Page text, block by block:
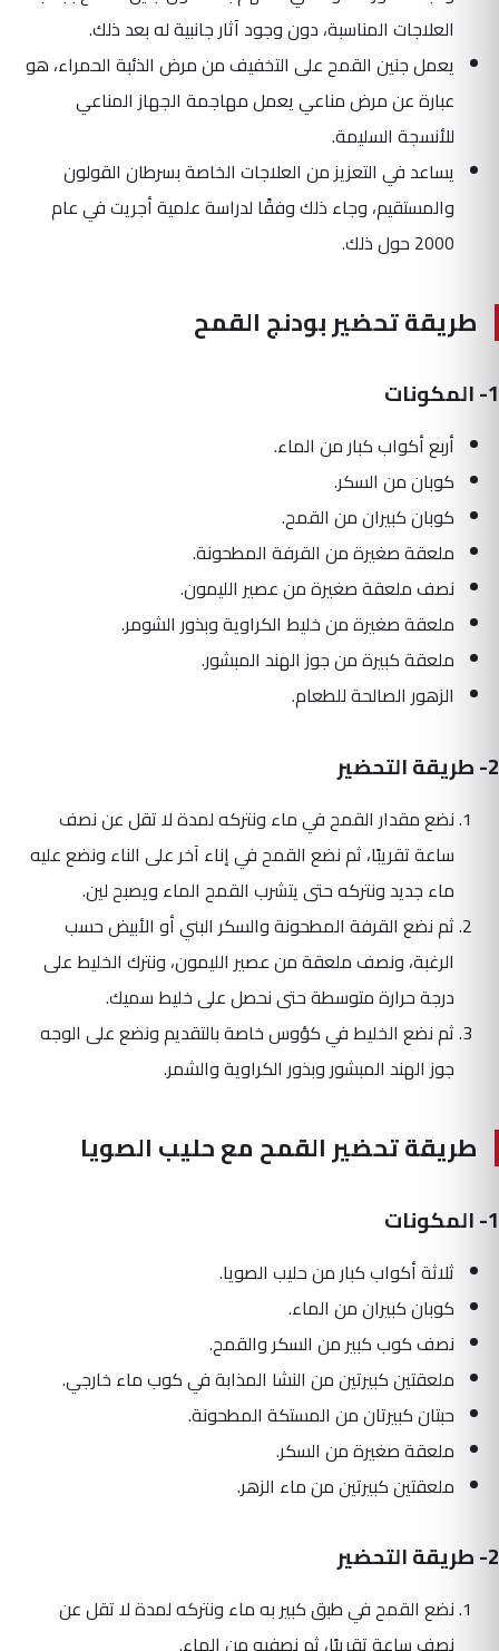
العلاجات المناسبة، دون وجود آثار جانبية له بعد ذلك.
يعمل جنين القمح على التخفيف من مرض الذئبة الحمراء، هو
عبارة عن مرض مناعي يعمل مهاجمة الجهاز المناعي
للأنسجة السليمة.
يساعد في التعزيز من العلاجات الخاصة بسرطان القولون
والمستقيم، وجاء ذلك وفقًا لدراسة علمية أجريت في عام
2000 حول ذلك.
طريقة تحضير بودنج القمح
1- المكونات
أربع أكواب كبار من الماء.
كوبان من السكر.
كوبان كبيران من القمح.
ملعقة صغيرة من القرفة المطحونة.
نصف ملعقة صغيرة من عصير الليمون.
ملعقة صغيرة من خليط الكراوية وبذور الشومر.
ملعقة كبيرة من جوز الهند المبشور.
الزهور الصالحة للطعام.
2- طريقة التحضير
نضع مقدار القمح في ماء ونتركه لمدة لا تقل عن نصف
ساعة تقريبًا، ثم نضع القمح في إناء آخر على الناء ونضع عليه
ماء جديد ونتركه حتى يتشرب القمح الماء ويصبح لين.
ثم نضع القرفة المطحونة والسكر البني أو الأبيض حسب
الرغبة، ونصف ملعقة من عصير الليمون، ونترك الخليط على
درجة حرارة متوسطة حتى نحصل على خليط سميك.
ثم نضع الخليط في كؤوس خاصة بالتقديم ونضع على الوجه
جوز الهند المبشور وبذور الكراوية والشمر.
طريقة تحضير القمح مع حليب الصويا
1- المكونات
ثلاثة أكواب كبار من حليب الصويا.
كوبان كبيران من الماء.
نصف كوب كبير من السكر والقمح.
ملعقتين كبيرتين من النشا المذابة في كوب ماء خارجي.
حبتان كبيرتان من المستكة المطحونة.
ملعقة صغيرة من السكر.
ملعقتين كبيرتين من ماء الزهر.
2- طريقة التحضير
نضع القمح في طبق كبير به ماء ونتركه لمدة لا تقل عن